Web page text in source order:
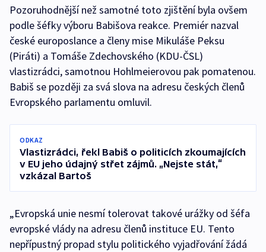
Pozoruhodnější než samotné toto zjištění byla ovšem
podle šéfky výboru Babišova reakce. Premiér nazval
české europoslance a členy mise Mikuláše Peksu
(Piráti) a Tomáše Zdechovského (KDU-ČSL)
vlastizrádci, samotnou Hohlmeierovou pak pomatenou.
Babiš se později za svá slova na adresu českých členů
Evropského parlamentu omluvil.
ODKAZ
Vlastizrádci, řekl Babiš o politicích zkoumajících
v EU jeho údajný střet zájmů. „Nejste stát,“
vzkázal Bartoš
„Evropská unie nesmí tolerovat takové urážky od šéfa
evropské vlády na adresu členů instituce EU. Tento
nepřípustný propad stylu politického vyjadřování žádá